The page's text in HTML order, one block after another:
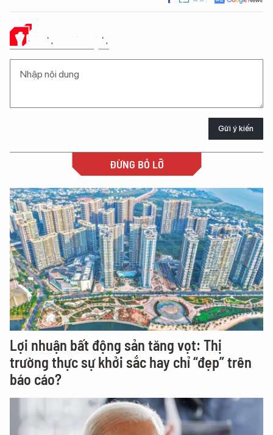
Ý KIẾN CỦA BẠN
Gửi ý kiến
ĐỪNG BỎ LỠ
Lợi nhuận bất động sản tăng vọt: Thị
trường thực sự khởi sắc hay chỉ “đẹp” trên
báo cáo?